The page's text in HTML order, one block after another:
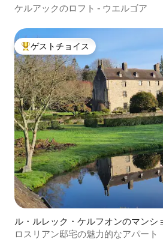
ケルアックのロフト - ウエルゴア
大好評のゲストチョイスです。
ゲストチョイス
ル・ルレック・ケルフオンのマンシ
ト
ロスリアン邸宅の魅力的なアパート